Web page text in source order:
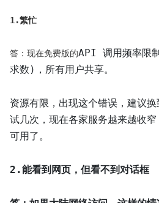
1.繁忙
答：现在免费版的API 调用频率限
求数)，所有用户共享。
资源有限，出现这个错误，建议
试几次，现在各家服务越来越收
可用了。
2.能看到网页，但看不到对话框